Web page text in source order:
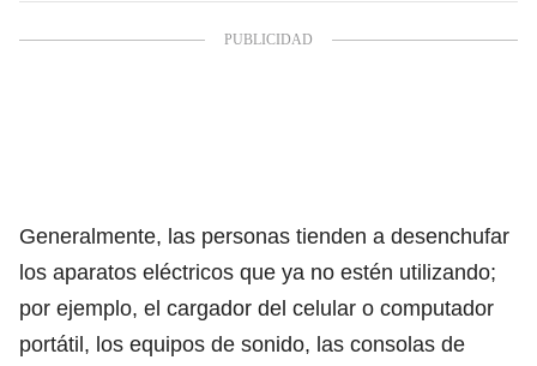
Generalmente, las personas tienden a desenchufar
los aparatos eléctricos que ya no estén utilizando;
por ejemplo, el cargador del celular o computador
portátil, los equipos de sonido, las consolas de